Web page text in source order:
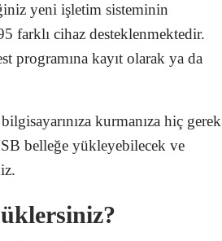
yeni işletim sisteminin
farklı cihaz desteklenmektedir.
programına kayıt olarak ya da
kurmanıza hiç gerek
belleğe yükleyebilecek ve